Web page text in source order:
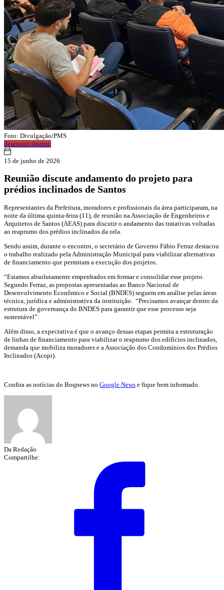
Foto: Divulgação/PMS
desenvolvimento
15 de junho de 2026
Reunião discute andamento do projeto para
prédios inclinados de Santos
Representantes da Prefeitura, moradores e profissionais da área participaram, na
noite da última quinta-feira (11), de reunião na Associação de Engenheiros e
Arquitetos de Santos (AEAS) para discutir o andamento das tratativas voltadas
ao reaprumo dos prédios inclinados da orla.
Sendo assim, durante o encontro, o secretário de Governo Fábio Ferraz destacou
o trabalho realizado pela Administração Municipal para viabilizar alternativas
de financiamento que permitam a execução dos projetos.
“Estamos absolutamente empenhados em formar e consolidar esse projeto.
Segundo Ferraz, as propostas apresentadas ao Banco Nacional de
Desenvolvimento Econômico e Social (BNDES) seguem em análise pelas áreas
técnica, jurídica e administrativa da instituição. “Precisamos avançar dentro da
estrutura de governança do BNDES para garantir que esse processo seja
sustentável”.
Além disso, a expectativa é que o avanço dessas etapas permita a estruturação
de linhas de financiamento para viabilizar o reaprumo dos edifícios inclinados,
demanda que mobiliza moradores e a Associação dos Condomínios dos Prédios
Inclinados (Acopi).
Confira as notícias do Boqnews no Google News e fique bem informado.
Da Redação
Compartilhe: